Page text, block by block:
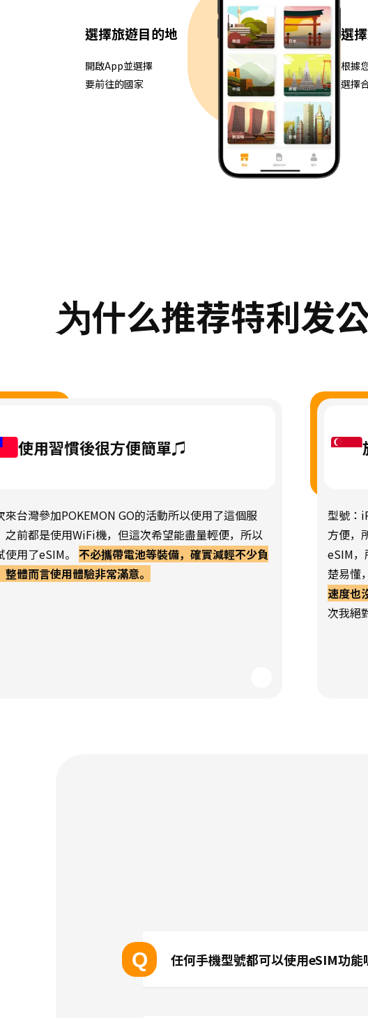
選擇旅遊目的地
開啟App並選擇
要前往的國家
選
根據
選擇
为什么推荐特利发
使用習慣後很方便簡單♫
來台灣參加POKEMON GO的活動所以使用了這個服
之前都是使用WiFi機，但這次希望能盡量輕便，所以
使用了eSIM。 不必攜帶電池等裝備，確實減輕不少負
整體而言使用體驗非常滿意。
型號：
方便，
eSIM
楚易懂
速度也
次我絕
Q 任何手機型號都可以使用eSIM功能